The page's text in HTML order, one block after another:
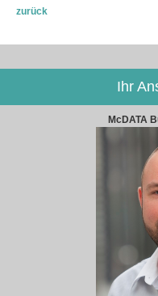
zurück
Ihr
McDATA